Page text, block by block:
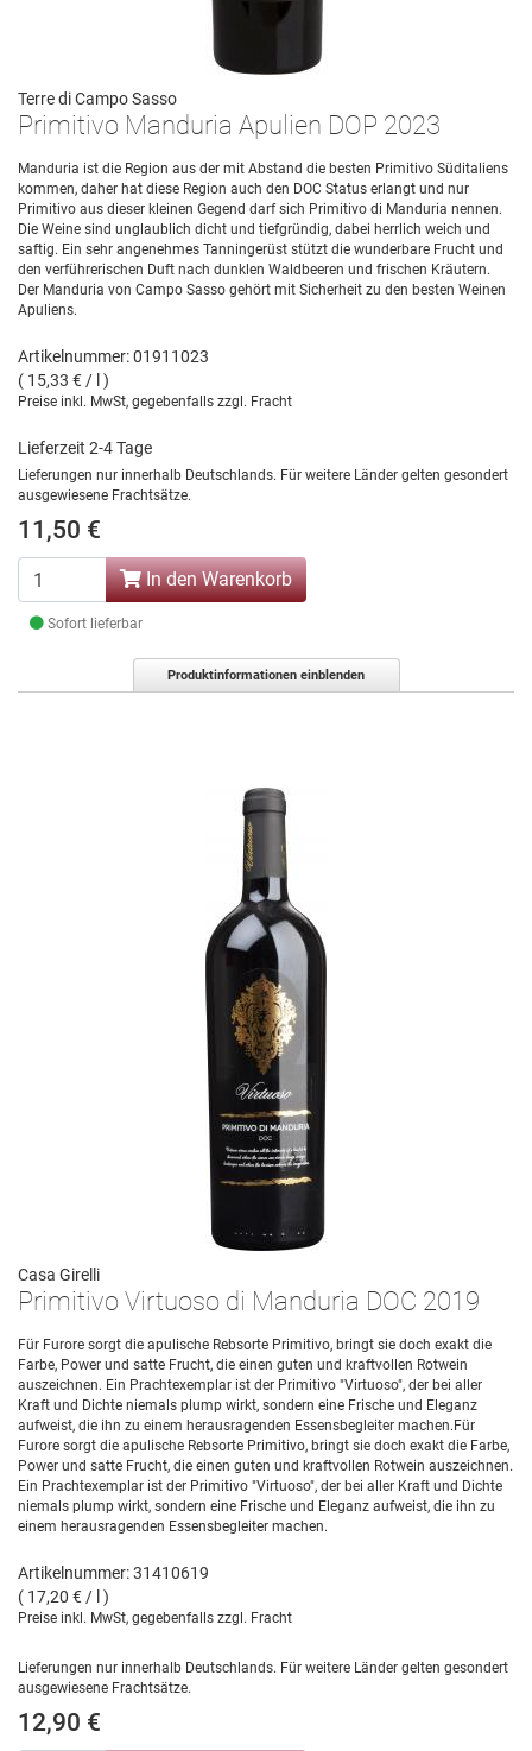
Terre di Campo Sasso
Primitivo Manduria Apulien DOP 2023
Manduria ist die Region aus der mit Abstand die besten Primitivo Süditaliens
kommen, daher hat diese Region auch den DOC Status erlangt und nur
Primitivo aus dieser kleinen Gegend darf sich Primitivo di Manduria nennen.
Die Weine sind unglaublich dicht und tiefgründig, dabei herrlich weich und
saftig. Ein sehr angenehmes Tanningerüst stützt die wunderbare Frucht und
den verführerischen Duft nach dunklen Waldbeeren und frischen Kräutern.
Der Manduria von Campo Sasso gehört mit Sicherheit zu den besten Weinen
Apuliens.
Artikelnummer: 01911023
( 15,33 € / l )
Preise inkl. MwSt, gegebenfalls zzgl. Fracht
Lieferzeit 2-4 Tage
Lieferungen nur innerhalb Deutschlands. Für weitere Länder gelten gesondert
ausgewiesene Frachtsätze.
11,50 €
In den Warenkorb
Sofort lieferbar
Produktinformationen einblenden
Casa Girelli
Primitivo Virtuoso di Manduria DOC 2019
Für Furore sorgt die apulische Rebsorte Primitivo, bringt sie doch exakt die
Farbe, Power und satte Frucht, die einen guten und kraftvollen Rotwein
auszeichnen. Ein Prachtexemplar ist der Primitivo "Virtuoso", der bei aller
Kraft und Dichte niemals plump wirkt, sondern eine Frische und Eleganz
aufweist, die ihn zu einem herausragenden Essensbegleiter machen.Für
Furore sorgt die apulische Rebsorte Primitivo, bringt sie doch exakt die Farbe,
Power und satte Frucht, die einen guten und kraftvollen Rotwein auszeichnen.
Ein Prachtexemplar ist der Primitivo "Virtuoso", der bei aller Kraft und Dichte
niemals plump wirkt, sondern eine Frische und Eleganz aufweist, die ihn zu
einem herausragenden Essensbegleiter machen.
Artikelnummer: 31410619
( 17,20 € / l )
Preise inkl. MwSt, gegebenfalls zzgl. Fracht
Lieferungen nur innerhalb Deutschlands. Für weitere Länder gelten gesondert
ausgewiesene Frachtsätze.
12,90 €